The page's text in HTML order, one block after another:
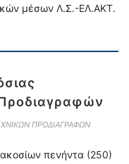
μέσων Λ.Σ.-ΕΛ.ΑΚΤ.
ΠΡΟΔΙΑΓΡΑΦΩΝ
πενήντα (250)